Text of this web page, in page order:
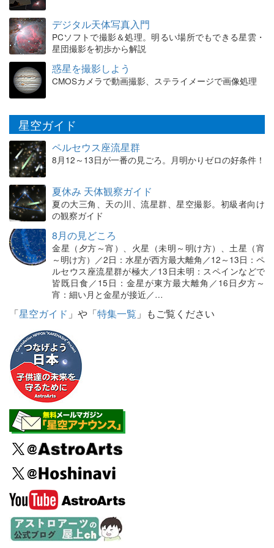
デジタル天体写真入門
PCソフトで撮影＆処理。明るい場所でもできる星雲・
星団撮影を初歩から解説
惑星を撮影しよう
CMOSカメラで動画撮影、ステライメージで画像処理
星空ガイド
ペルセウス座流星群
8月12～13日が一番の見ごろ。月明かりゼロの好条件！
夏休み 天体観察ガイド
夏の大三角、天の川、流星群、星空撮影。初級者向け
の観察ガイド
8月の見どころ
金星（夕方～宵）、火星（未明～明け方）、土星（宵
～明け方）／2日：水星が西方最大離角／12～13日：ペ
ルセウス座流星群が極大／13日未明：スペインなどで
皆既日食／15日：金星が東方最大離角／16日夕方～
宵：細い月と金星が接近／…
「星空ガイド 」や「特集一覧 」もご覧ください